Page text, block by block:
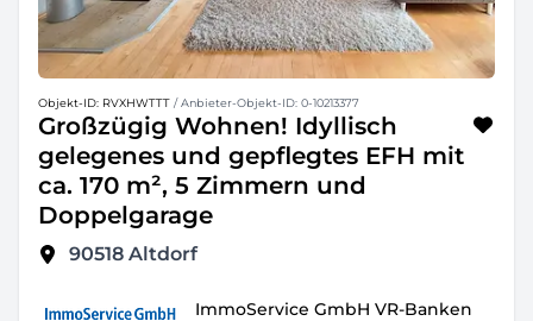
Objekt-ID: RVXHWTTT / Anbieter-Objekt-ID: 0-10213377
Großzügig Wohnen! Idyllisch
gelegenes und gepflegtes EFH mit
ca. 170 m², 5 Zimmern und
Doppelgarage
90518 Altdorf
ImmoService GmbH VR-Banken